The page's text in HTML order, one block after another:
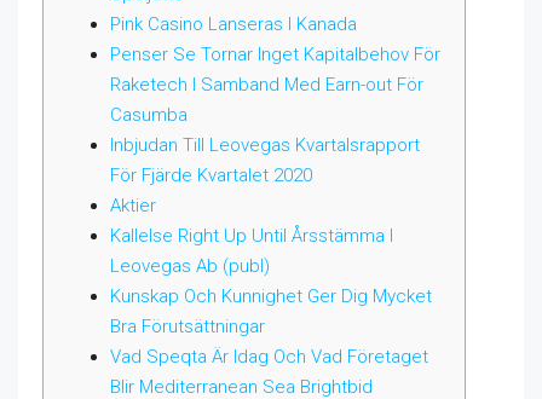
Pink Casino Lanseras I Kanada
Penser Se Tornar Inget Kapitalbehov För
Raketech I Samband Med Earn-out För
Casumba
Inbjudan Till Leovegas Kvartalsrapport
För Fjärde Kvartalet 2020
Aktier
Kallelse Right Up Until Årsstämma I
Leovegas Ab (publ)
Kunskap Och Kunnighet Ger Dig Mycket
Bra Förutsättningar
Vad Speqta Är Idag Och Vad Företaget
Blir Mediterranean Sea Brightbid